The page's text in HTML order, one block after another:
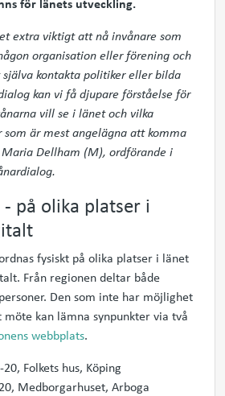
extra viktigt att nå invånare som
organisation eller förening och
kontakta politiker eller bilda
kan vi få djupare förståelse för
vill se i länet och vilka
är mest angelägna att komma
Dellham (M), ordförande i
på olika platser i
fysiskt på olika platser i länet
Från regionen deltar både
Den som inte har möjlighet
kan lämna synpunkter via två
webbplats.
Folkets hus, Köping
Medborgarhuset, Arboga